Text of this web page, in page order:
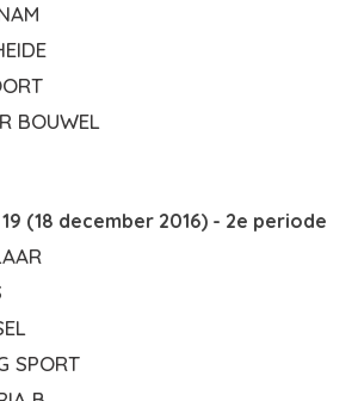
BOUWEL
(18 december 2016) - 2e periode
SPORT